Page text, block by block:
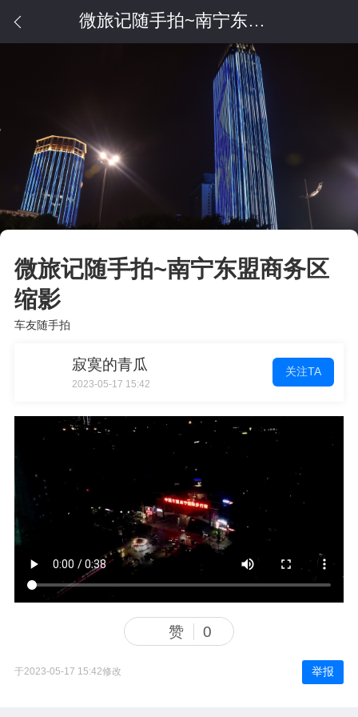
微旅记随手拍~南宁东盟商务区缩影
微旅记随手拍~南宁东盟商务区
缩影
车友随手拍
寂寞的青瓜
2023-05-17 15:42
关注TA
赞 0
于2023-05-17 15:42修改 举报